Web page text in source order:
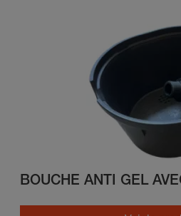
BOUCHE ANTI GEL